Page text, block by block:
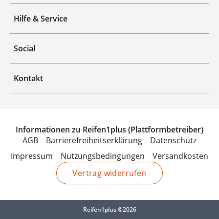
Hilfe & Service
Social
Kontakt
Informationen zu Reifen1plus (Plattformbetreiber)
AGB
Barrierefreiheitserklärung
Datenschutz
Impressum
Nutzungsbedingungen
Versandkosten
Vertrag widerrufen
Reifen1plus ©2026